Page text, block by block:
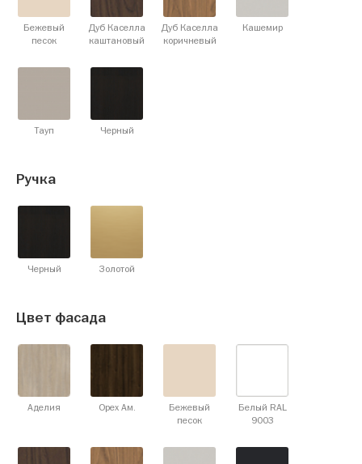
Бежевый
песок
Дуб Каселла
каштановый
Дуб Каселла
коричневый
Кашемир
Тауп Черный
Ручка
Черный Золотой
Цвет фасада
Аделия Орех Ам.
Бежевый
песок
Белый RAL
9003